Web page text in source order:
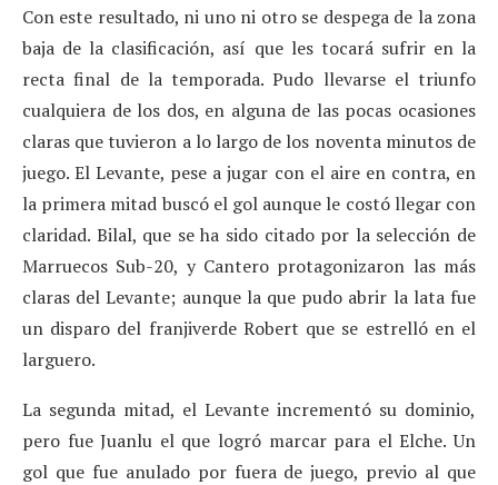
Con este resultado, ni uno ni otro se despega de la zona
baja de la clasificación, así que les tocará sufrir en la
recta final de la temporada. Pudo llevarse el triunfo
cualquiera de los dos, en alguna de las pocas ocasiones
claras que tuvieron a lo largo de los noventa minutos de
juego. El Levante, pese a jugar con el aire en contra, en
la primera mitad buscó el gol aunque le costó llegar con
claridad. Bilal, que se ha sido citado por la selección de
Marruecos Sub-20, y Cantero protagonizaron las más
claras del Levante; aunque la que pudo abrir la lata fue
un disparo del franjiverde Robert que se estrelló en el
larguero.
La segunda mitad, el Levante incrementó su dominio,
pero fue Juanlu el que logró marcar para el Elche. Un
gol que fue anulado por fuera de juego, previo al que